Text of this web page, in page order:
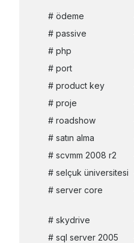
ödeme
passive
php
port
product key
proje
roadshow
satın alma
scvmm 2008 r2
selçuk üniversitesi
server core
skydrive
sql server 2005